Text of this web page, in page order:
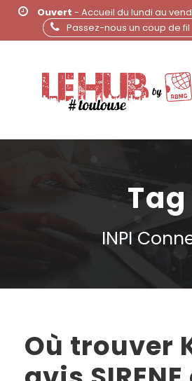
Ouvert - Accueil du lundi au
Passez-nous un coup de fil
Tag
INPI
Où trouver